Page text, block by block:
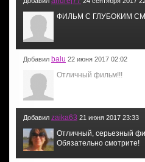
ФИЛЬМ С ГЛУБОКИМ
Добавил balu 22 июня 2017 02:02
Отличный фильм!!!
Добавил zaika63 21 июня 2017 23:33
Отличный, серьезный
Обязательно смотрите!